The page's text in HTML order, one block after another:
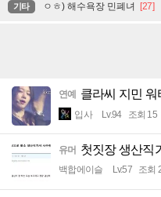
기타 ㅇㅎ) 해수욕장 민폐녀 [27]
연예 클라씨 지민 워
입사 Lv.94 조회 15
유머 첫짓장 생산직
백합에이슬 Lv.57 조회